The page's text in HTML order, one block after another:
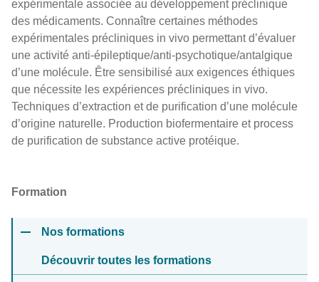
expérimentale associée au développement préclinique
des médicaments. Connaître certaines méthodes
expérimentales précliniques in vivo permettant d’évaluer
une activité anti-épileptique/anti-psychotique/antalgique
d’une molécule. Être sensibilisé aux exigences éthiques
que nécessite les expériences précliniques in vivo.
Techniques d’extraction et de purification d’une molécule
d’origine naturelle. Production biofermentaire et process
de purification de substance active protéique.
Formation
Nos formations
Découvrir toutes les formations